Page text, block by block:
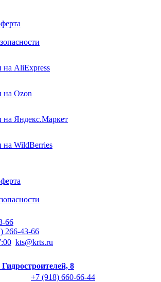
на AliExpress
на Ozon
на Яндекс.Маркет
WildBerries
66
266-43-66
kts@krts.ru
8
+7 (918) 660-66-44